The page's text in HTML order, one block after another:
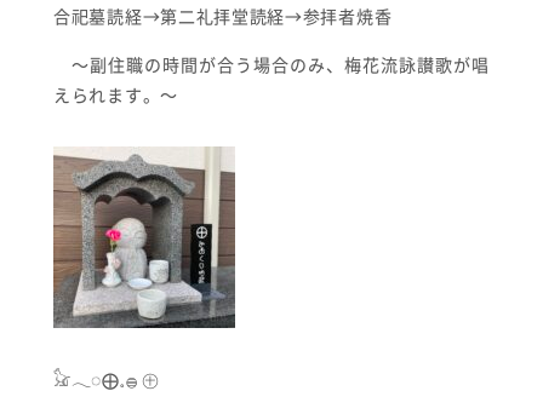
合祀墓読経→第二礼拝堂読経→参拝者焼香
〜副住職の時間が合う場合のみ、梅花流詠讃歌が唱
えられます。〜
𓃠𓂃◌⨁𓈒𓐍 ㊉